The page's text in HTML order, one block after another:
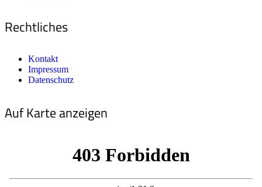
Rechtliches
Kontakt
Impressum
Datenschutz
Auf Karte anzeigen